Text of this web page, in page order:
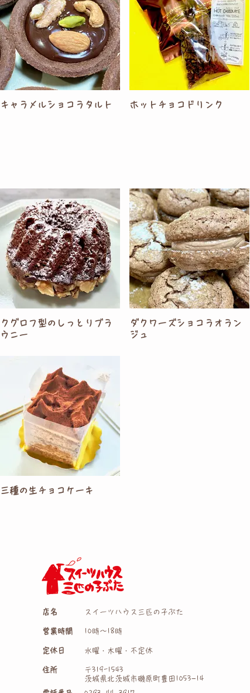
キャラメルショコラタルト ホットチョコドリンク
クグロフ型のしっとりブラ
ウニー
ダクワーズショコラオラン
ジュ
三種の生チョコケーキ
店名 スイーツハウス三匹の子ぶた
営業時間 10時〜18時
定休日 水曜・木曜・不定休
住所
〒319-1543
茨城県北茨城市磯原町豊田1053−14